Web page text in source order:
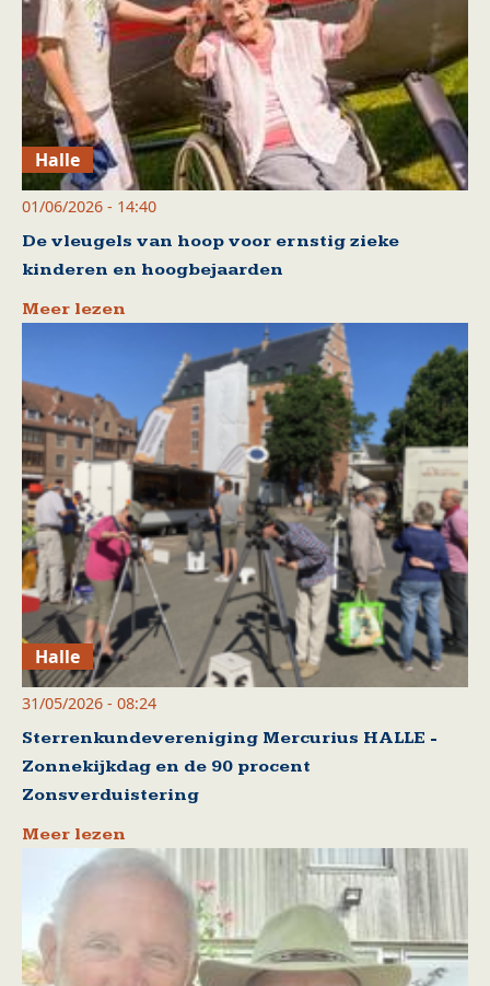
Halle
01/06/2026 - 14:40
De vleugels van hoop voor ernstig zieke
kinderen en hoogbejaarden
Meer lezen
Halle
31/05/2026 - 08:24
Sterrenkundevereniging Mercurius HALLE -
Zonnekijkdag en de 90 procent
Zonsverduistering
Meer lezen